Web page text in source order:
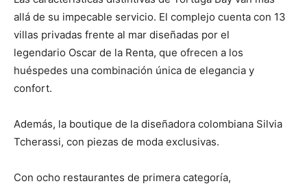
allá de su impecable servicio. El complejo cuenta con 13
villas privadas frente al mar diseñadas por el
legendario Oscar de la Renta, que ofrecen a los
huéspedes una combinación única de elegancia y
confort.
Además, la boutique de la diseñadora colombiana Silvia
Tcherassi, con piezas de moda exclusivas.
Con ocho restaurantes de primera categoría,